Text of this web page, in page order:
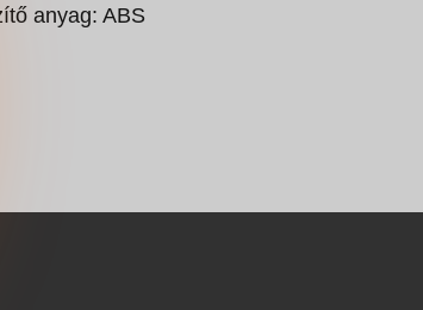
anyag: ABS